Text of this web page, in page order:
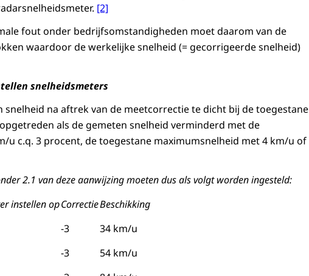
[2]
fout onder bedrijfsomstandigheden moet daarom van de
waardoor de werkelijke snelheid (= gecorrigeerde snelheid)
snelheidsmeters
na aftrek van de meetcorrectie te dicht bij de toegestane
als de gemeten snelheid verminderd met de
u c.q. 3 procent, de toegestane maximumsnelheid met 4 km/u of
2.1 van deze aanwijzing moeten dus als volgt worden ingesteld:
instellen opCorrectieBeschikking
-3
34 km/u
-3
54 km/u